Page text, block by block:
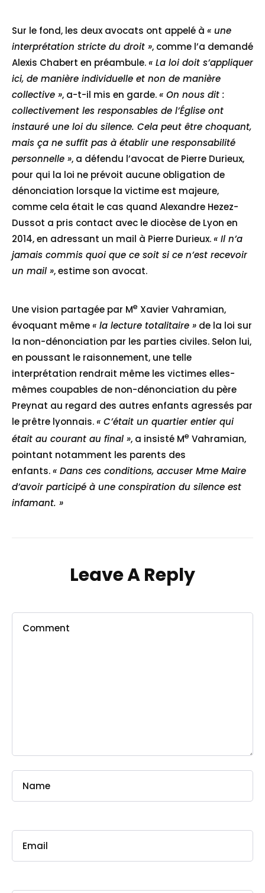
Sur le fond, les deux avocats ont appelé à « une
interprétation stricte du droit », comme l’a demandé
Alexis Chabert en préambule.« La loi doit s’appliquer
ici, de manière individuelle et non de manière
collective », a-t-il mis en garde.« On nous dit :
collectivement les responsables de l’Église ont
instauré une loi du silence. Cela peut être choquant,
mais ça ne suffit pas à établir une responsabilité
personnelle », a défendu l’avocat de Pierre Durieux,
pour qui la loi ne prévoit aucune obligation de
dénonciation lorsque la victime est majeure,
comme cela était le cas quand Alexandre Hezez-
Dussot a pris contact avec le diocèse de Lyon en
2014, en adressant un mail à Pierre Durieux.« Il n’a
jamais commis quoi que ce soit si ce n’est recevoir
un mail », estime son avocat.
Une vision partagée par Me Xavier Vahramian,
évoquant même« la lecture totalitaire » de la loi sur
la non-dénonciation par les parties civiles. Selon lui,
en poussant le raisonnement, une telle
interprétation rendrait même les victimes elles-
mêmes coupables de non-dénonciation du père
Preynat au regard des autres enfants agressés par
le prêtre lyonnais.« C’était un quartier entier qui
était au courant au final », a insisté Me Vahramian,
pointant notamment les parents des
enfants.« Dans ces conditions, accuser Mme Maire
d’avoir participé à une conspiration du silence est
infamant. »
Leave A Reply